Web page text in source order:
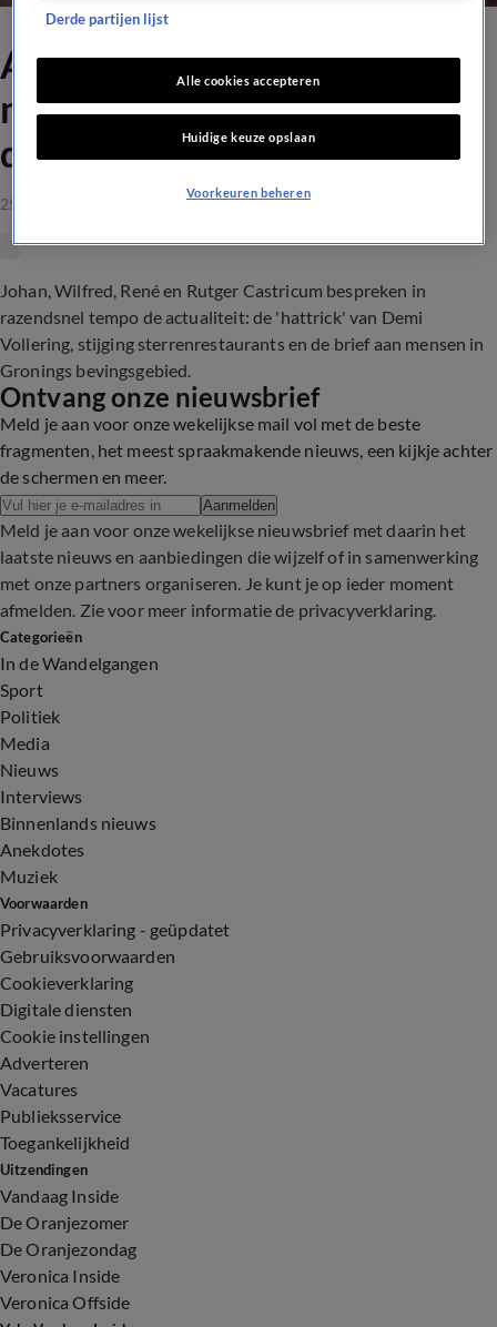
Aflevering Vandaag Inside
met Rutger Castricum,
dinsdag 25 april 2023
25 apr 2023, 00:00
Johan, Wilfred, René en Rutger Castricum bespreken in
razendsnel tempo de actualiteit: de 'hattrick' van Demi
Vollering, stijging sterrenrestaurants en de brief aan mensen in
Gronings bevingsgebied.
Ontvang onze nieuwsbrief
Meld je aan voor onze wekelijkse mail vol met de beste
fragmenten, het meest spraakmakende nieuws, een kijkje achter
de schermen en meer.
Aanmelden
Meld je aan voor onze wekelijkse nieuwsbrief met daarin het
laatste nieuws en aanbiedingen die wijzelf of in samenwerking
met onze partners organiseren. Je kunt je op ieder moment
afmelden. Zie voor meer informatie de privacyverklaring.
Categorieën
In de Wandelgangen
Sport
Politiek
Media
Nieuws
Interviews
Binnenlands nieuws
Anekdotes
Muziek
Voorwaarden
Privacyverklaring - geüpdatet
Gebruiksvoorwaarden
Cookieverklaring
Digitale diensten
Cookie instellingen
Adverteren
Vacatures
Publieksservice
Toegankelijkheid
Uitzendingen
Vandaag Inside
De Oranjezomer
De Oranjezondag
Veronica Inside
Veronica Offside
Derde partijen lijst
Alle cookies accepteren
Huidige keuze opslaan
Voorkeuren beheren